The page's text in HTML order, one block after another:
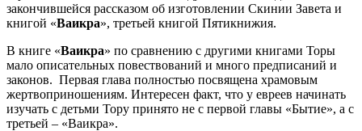
закончившейся рассказом об изготовлении Скинии Завета и
книгой «Ваикра», третьей книгой Пятикнижия.
В книге «Ваикра» по сравнению с другими книгами Торы
мало описательных повествований и много предписаний и
законов. Первая глава полностью посвящена храмовым
жертвоприношениям. Интересен факт, что у евреев начинать
изучать с детьми Тору принято не с первой главы «Бытие», а с
третьей – «Ваикра».